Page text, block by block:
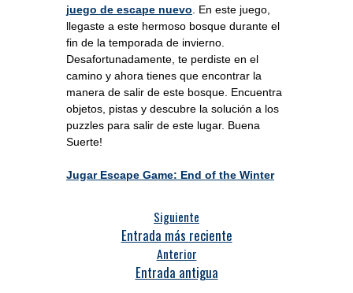
juego de escape nuevo . En este juego,
llegaste a este hermoso bosque durante el
fin de la temporada de invierno.
Desafortunadamente, te perdiste en el
camino y ahora tienes que encontrar la
manera de salir de este bosque. Encuentra
objetos, pistas y descubre la solución a los
puzzles para salir de este lugar. Buena
Suerte!
Jugar Escape Game: End of the Winter
Siguiente
Entrada más reciente
Anterior
Entrada antigua